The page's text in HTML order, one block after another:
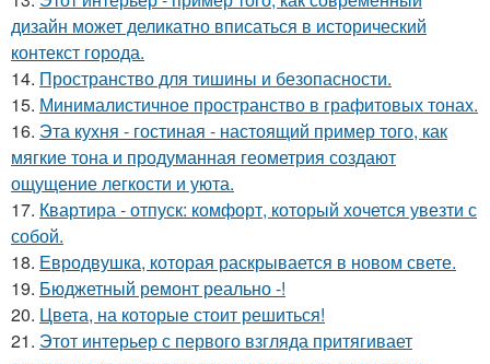
дизайн может деликатно вписаться в исторический
контекст города.
14. Пространство для тишины и безопасности.
15. Минималистичное пространство в графитовых тонах.
16. Эта кухня - гостиная - настоящий пример того, как
мягкие тона и продуманная геометрия создают
ощущение легкости и уюта.
17. Квартира - отпуск: комфорт, который хочется увезти с
собой.
18. Евродвушка, которая раскрывается в новом свете.
19. Бюджетный ремонт реально -!
20. Цвета, на которые стоит решиться!
21. Этот интерьер с первого взгляда притягивает